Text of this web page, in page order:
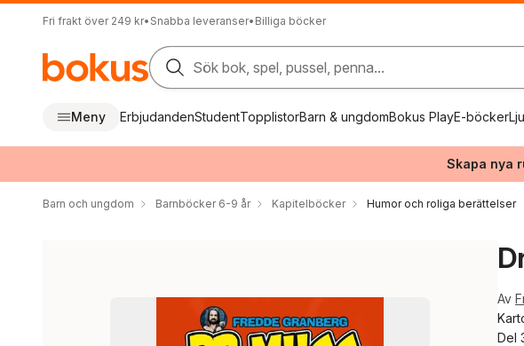
Fri frakt över 249 kr• Snabba leveranser• Billiga böcker
Sök bok, spel, pussel, penna...
Meny ErbjudandenStudentTopplistorBarn & ungdomBokus PlayE-böcker
Skapa nya
Barn och ungdom Barnböcker 6-9 år Kapitelböcker Humor och roliga berättelser
Av
Del